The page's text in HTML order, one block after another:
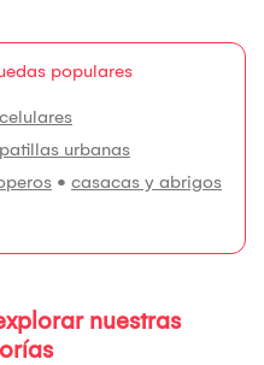
populares
celulares
urbanas
• casacas y abrigos
nuestras